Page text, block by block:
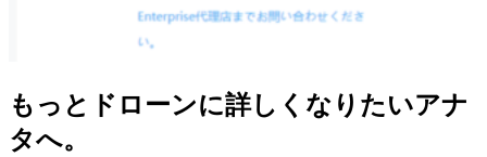
もっとドローンに詳しくなりたいアナ
タへ。